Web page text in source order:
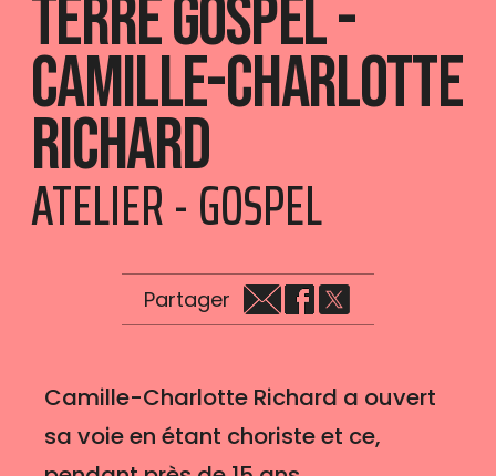
Terre Gospel -
Camille-Charlotte
Richard
ATELIER - GOSPEL
Partager
Camille-Charlotte Richard a ouvert
sa voie en étant choriste et ce,